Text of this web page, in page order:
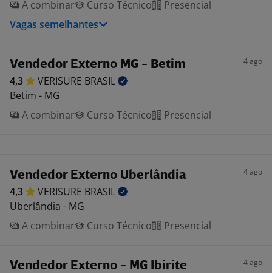
A combinar
Curso Técnico
Presencial
Vagas semelhantes
Vendedor Externo MG - Betim 4 ago
4,3 VERISURE BRASIL
Betim - MG
A combinar
Curso Técnico Presencial
Vendedor Externo Uberlândia 4 ago
4,3 VERISURE BRASIL
Uberlândia - MG
A combinar
Curso Técnico Presencial
Vendedor Externo - MG Ibirite 4 ago